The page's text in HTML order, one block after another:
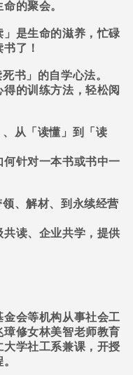
的聚会。
」是生命的滋养，忙碌
了！
书」的自学心法。
的训练方法，轻松阅
从「读懂」到「读
针对一本书或书中一
、解材、到永续经营
读、企业共学，提供
会等机构从事社会工
修女林美智老师教育
学社工系兼课，开授